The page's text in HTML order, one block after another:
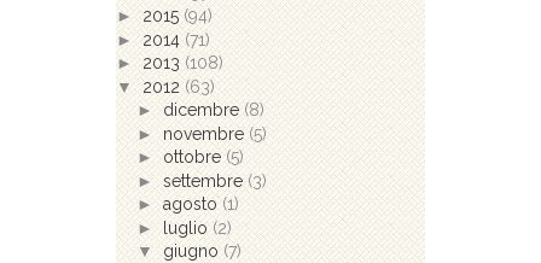
► 2015 (94)
► 2014 (71)
► 2013 (108)
▼ 2012 (63)
► dicembre (8)
► novembre (5)
► ottobre (5)
► settembre (3)
► agosto (1)
►
luglio (2)
▼ giugno (7)